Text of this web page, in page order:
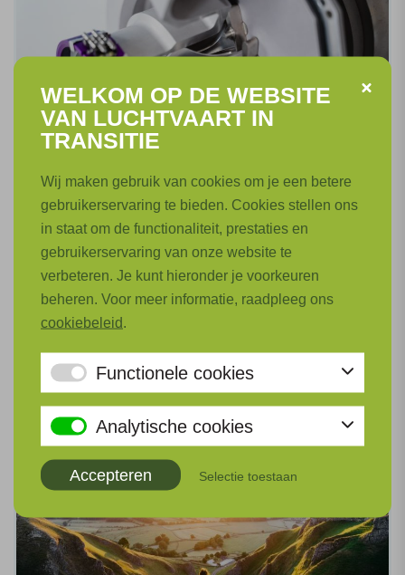
Thermische en Pneumatische Systemen
Voor H2-elektrische aandrijflijnen in vliegtuigen
met lage emissie zijn nieuwe koelsystemen en
turbocompressoren nodig.
Lees meer
WELKOM OP DE WEBSITE
VAN LUCHTVAART IN
TRANSITIE
Wij maken gebruik van cookies om je een betere
gebruikerservaring te bieden. Cookies stellen ons
in staat om de functionaliteit, prestaties en
gebruikerservaring van onze website te
verbeteren. Je kunt hieronder je voorkeuren
beheren. Voor meer informatie, raadpleeg ons
cookiebeleid.
Functionele cookies
Analytische cookies
Accepteren Selectie toestaan